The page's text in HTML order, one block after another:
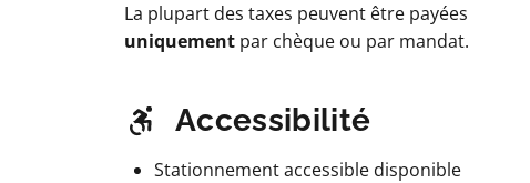
La plupart des taxes peuvent être payées
uniquement par chèque ou par mandat.
Accessibilité
Stationnement accessible disponible